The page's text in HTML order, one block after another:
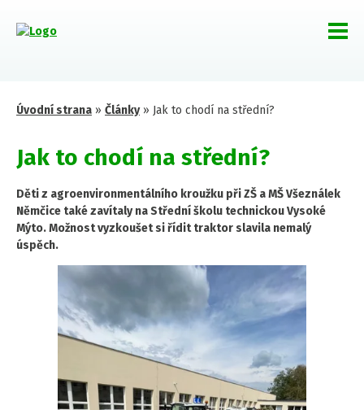
Úvodní strana » Články» Jak to chodí na střední?
Jak to chodí na střední?
Děti z agroenvironmentálního kroužku při ZŠ a MŠ Všeználek
Němčice také zavítaly na Střední školu technickou Vysoké
Mýto. Možnost vyzkoušet si řídit traktor slavila nemalý
úspěch.